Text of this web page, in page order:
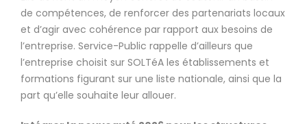
de compétences, de renforcer des partenariats locaux
et d’agir avec cohérence par rapport aux besoins de
l’entreprise. Service-Public rappelle d’ailleurs que
l’entreprise choisit sur SOLTéA les établissements et
formations figurant sur une liste nationale, ainsi que la
part qu’elle souhaite leur allouer.